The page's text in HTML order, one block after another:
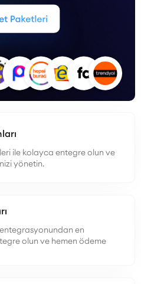
ile kolayca entegre olun ve
yönetin.
en
olun ve hemen ödeme